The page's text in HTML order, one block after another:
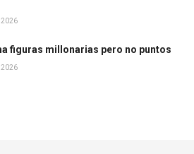
2026
figuras millonarias pero no puntos
2026